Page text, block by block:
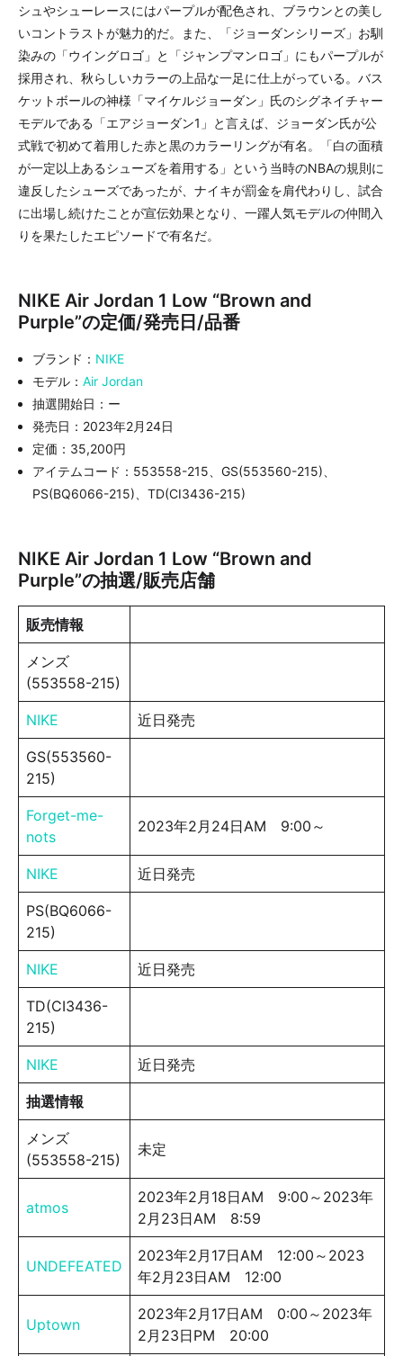
シュやシューレースにはパープルが配色され、ブラウンとの美し
いコントラストが魅力的だ。また、「ジョーダンシリーズ」お馴
染みの「ウイングロゴ」と「ジャンプマンロゴ」にもパープルが
採用され、秋らしいカラーの上品な一足に仕上がっている。バス
ケットボールの神様「マイケルジョーダン」氏のシグネイチャー
モデルである「エアジョーダン1」と言えば、ジョーダン氏が公
式戦で初めて着用した赤と黒のカラーリングが有名。「白の面積
が一定以上あるシューズを着用する」という当時のNBAの規則に
違反したシューズであったが、ナイキが罰金を肩代わりし、試合
に出場し続けたことが宣伝効果となり、一躍人気モデルの仲間入
りを果たしたエピソードで有名だ。
NIKE Air Jordan 1 Low “Brown and
Purple”の定価/発売日/品番
ブランド： NIKE
モデル： Air Jordan
抽選開始日：ー
発売日：2023年2月24日
定価：35,200円
アイテムコード：553558-215、GS(553560-215)、
PS(BQ6066-215)、TD(CI3436-215)
NIKE Air Jordan 1 Low “Brown and
Purple”の抽選/販売店舗
販売情報
メンズ
(553558-215)
NIKE 近日発売
GS(553560-
215)
Forget-me-
nots
2023年2月24日AM 9:00～
NIKE 近日発売
PS(BQ6066-
215)
NIKE 近日発売
TD(CI3436-
215)
NIKE 近日発売
抽選情報
メンズ
(553558-215)
未定
atmos
2023年2月18日AM 9:00～2023年
2月23日AM 8:59
UNDEFEATED
2023年2月17日AM 12:00～2023
年2月23日AM 12:00
Uptown
2023年2月17日AM 0:00～2023年
2月23日PM 20:00